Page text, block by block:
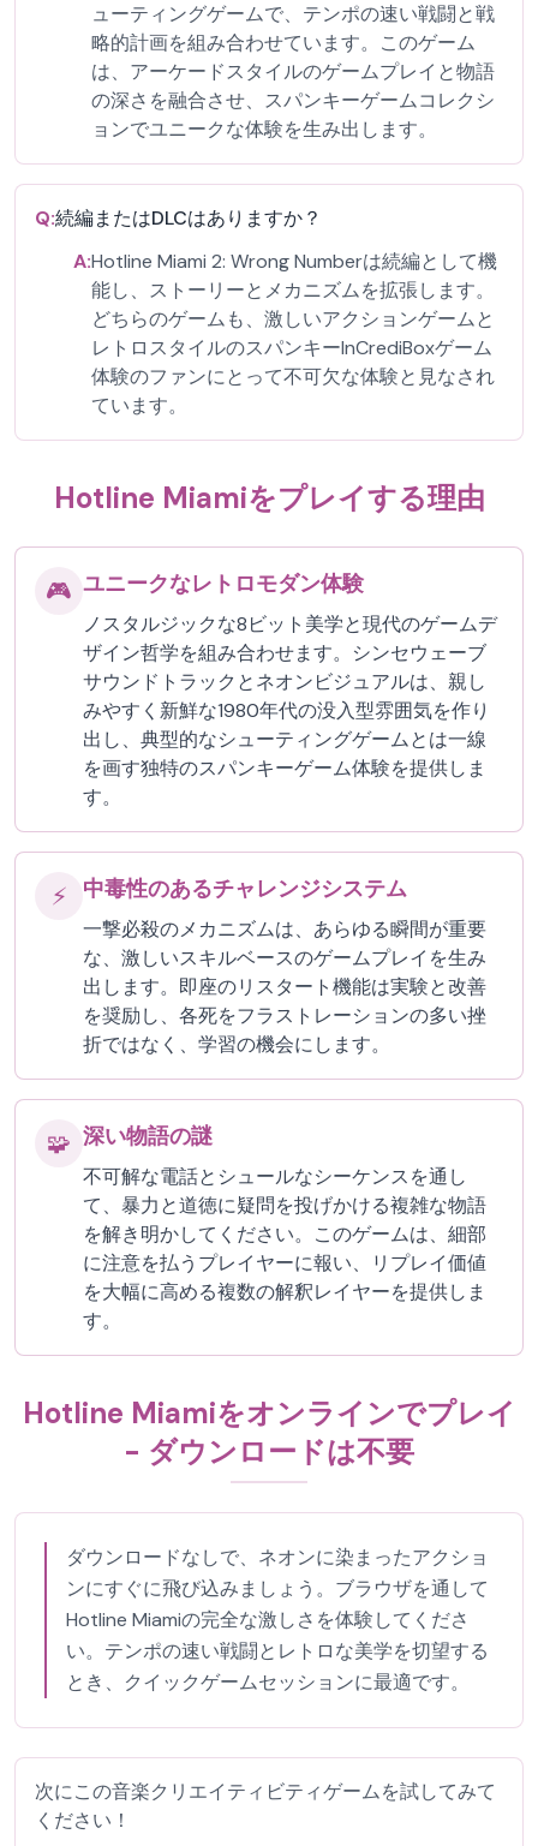
ューティングゲームで、テンポの速い戦闘と戦
略的計画を組み合わせています。このゲーム
は、アーケードスタイルのゲームプレイと物語
の深さを融合させ、スパンキーゲームコレクシ
ョンでユニークな体験を生み出します。
Q:続編またはDLCはありますか？
A:Hotline Miami 2: Wrong Numberは続編として機
能し、ストーリーとメカニズムを拡張します。
どちらのゲームも、激しいアクションゲームと
レトロスタイルのスパンキーInCrediBoxゲーム
体験のファンにとって不可欠な体験と見なされ
ています。
Hotline Miamiをプレイする理由
🎮 ユニークなレトロモダン体験
ノスタルジックな8ビット美学と現代のゲームデ
ザイン哲学を組み合わせます。シンセウェーブ
サウンドトラックとネオンビジュアルは、親し
みやすく新鮮な1980年代の没入型雰囲気を作り
出し、典型的なシューティングゲームとは一線
を画す独特のスパンキーゲーム体験を提供しま
す。
⚡ 中毒性のあるチャレンジシステム
一撃必殺のメカニズムは、あらゆる瞬間が重要
な、激しいスキルベースのゲームプレイを生み
出します。即座のリスタート機能は実験と改善
を奨励し、各死をフラストレーションの多い挫
折ではなく、学習の機会にします。
🧩 深い物語の謎
不可解な電話とシュールなシーケンスを通し
て、暴力と道徳に疑問を投げかける複雑な物語
を解き明かしてください。このゲームは、細部
に注意を払うプレイヤーに報い、リプレイ価値
を大幅に高める複数の解釈レイヤーを提供しま
す。
Hotline Miamiをオンラインでプレイ
- ダウンロードは不要
ダウンロードなしで、ネオンに染まったアクショ
ンにすぐに飛び込みましょう。ブラウザを通して
Hotline Miamiの完全な激しさを体験してくださ
い。テンポの速い戦闘とレトロな美学を切望する
とき、クイックゲームセッションに最適です。
次にこの音楽クリエイティビティゲームを試してみて
ください！